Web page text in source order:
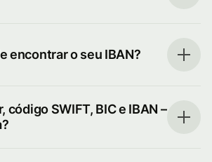
encontrar o seu IBAN?
código SWIFT, BIC e IBAN –